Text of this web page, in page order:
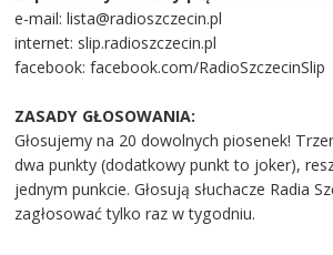
e-mail: lista@radioszczecin.pl
internet: slip.radioszczecin.pl
facebook: facebook.com/RadioSzczecinSlip
ZASADY GŁOSOWANIA:
Głosujemy na 20 dowolnych piosenek!
dwa punkty (dodatkowy punkt to joker),
jednym punkcie. Głosują słuchacze Radia
zagłosować tylko raz w tygodniu.